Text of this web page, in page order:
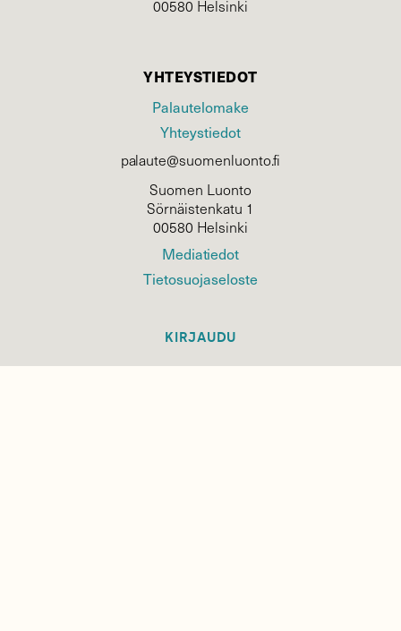
00580 Helsinki
YHTEYSTIEDOT
Palautelomake
Yhteystiedot
palaute@suomenluonto.fi
Suomen Luonto
Sörnäistenkatu 1
00580 Helsinki
Mediatiedot
Tietosuojaseloste
KIRJAUDU